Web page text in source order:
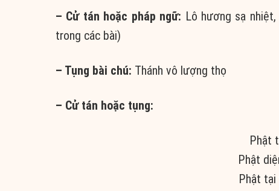
– Cử tán hoặc pháp ngữ: Lô hương sạ
trong các bài)
– Tụng bài chú: Thánh vô lượng thọ
– Cử tán hoặc tụng:
Phật
Phật
Phật